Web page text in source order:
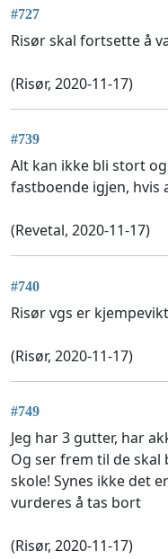
#727
Risør skal fortsette å
(Risør, 2020-11-17)
#739
Alt kan ikke bli stort
fastboende igjen, hvis
(Revetal, 2020-11-17)
#740
Risør vgs er
(Risør, 2020-11-17)
#749
Jeg har 3 gutter, har
Og ser frem til de skal
skole! Synes ikke det
vurderes å tas bort
(Risør, 2020-11-17)